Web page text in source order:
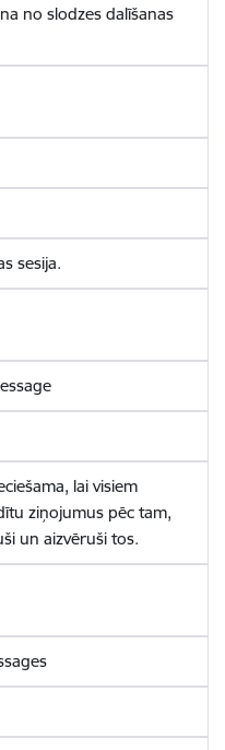
no slodzes dalīšanas
sesija.
lai visiem
ziņojumus pēc tam,
un aizvēruši tos.